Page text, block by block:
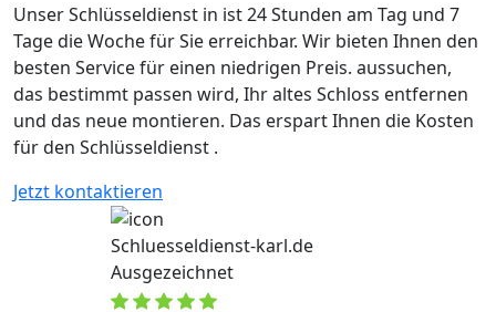
Unser Schlüsseldienst in ist 24 Stunden am Tag und 7
Tage die Woche für Sie erreichbar. Wir bieten Ihnen den
besten Service für einen niedrigen Preis. aussuchen,
das bestimmt passen wird, Ihr altes Schloss entfernen
und das neue montieren. Das erspart Ihnen die Kosten
für den Schlüsseldienst .
Jetzt kontaktieren
Schluesseldienst-karl.de
Ausgezeichnet